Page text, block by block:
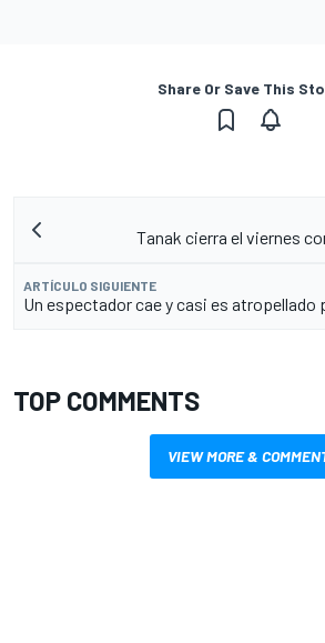
Share Or Save This
Tanak cierra el viernes
ARTÍCULO SIGUIENTE
Un espectador cae y casi es atropellado
TOP COMMENTS
VIEW MORE &